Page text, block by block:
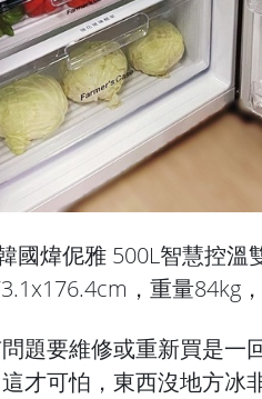
國煒伲雅 500L智慧控溫
，重量84kg
題要維修或重新買是一
才可怕，東西沒地方冰